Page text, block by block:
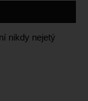
nikdy nejetý